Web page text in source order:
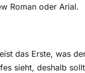
werden, hat
generell einen
Roman oder Arial.
das Erste, was
sieht, deshalb